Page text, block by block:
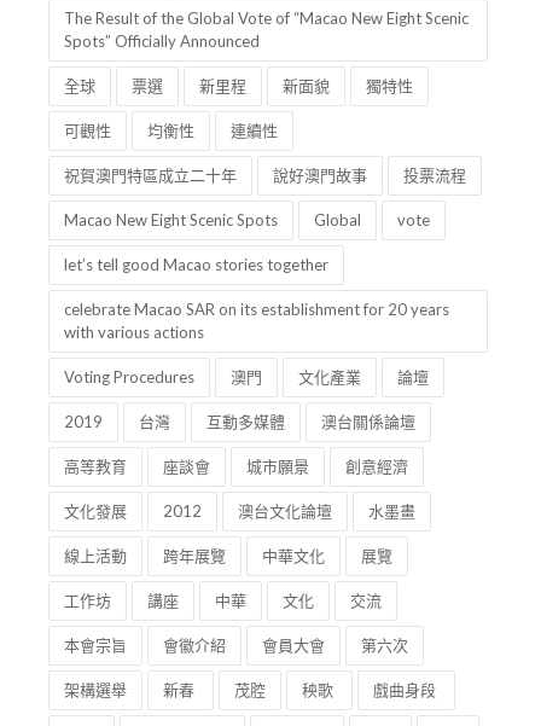
The Result of the Global Vote of “Macao New Eight Scenic
Spots” Officially Announced
全球 票選 新里程 新面貌 獨特性
可觀性 均衡性 連續性
祝賀澳門特區成立二十年 說好澳門故事 投票流程
Macao New Eight Scenic Spots Global vote
let’s tell good Macao stories together
celebrate Macao SAR on its establishment for 20 years
with various actions
Voting Procedures 澳門 文化產業 論壇
2019 台灣 互動多媒體 澳台關係論壇
高等教育 座談會 城市願景 創意經濟
文化發展 2012 澳台文化論壇 水墨畫
線上活動 跨年展覽 中華文化 展覽
工作坊 講座 中華 文化 交流
本會宗旨 會徽介紹 會員大會 第六次
架構選舉 新春 茂腔 秧歌 戲曲身段